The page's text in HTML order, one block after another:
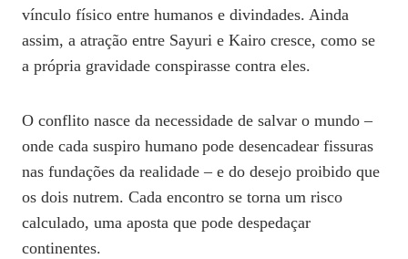
vínculo físico entre humanos e divindades. Ainda
assim, a atração entre Sayuri e Kairo cresce, como se
a própria gravidade conspirasse contra eles.
O conflito nasce da necessidade de salvar o mundo –
onde cada suspiro humano pode desencadear fissuras
nas fundações da realidade – e do desejo proibido que
os dois nutrem. Cada encontro se torna um risco
calculado, uma aposta que pode despedaçar
continentes.